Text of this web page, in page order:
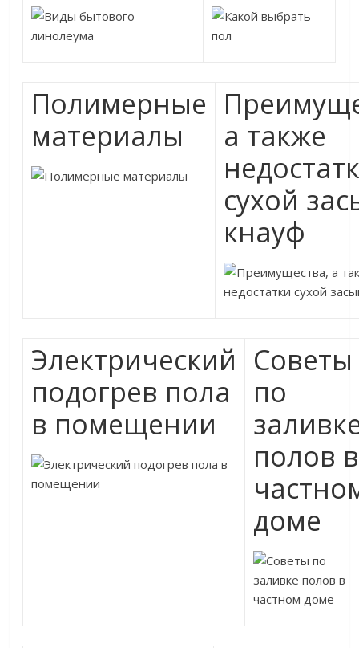
Полимерные
материалы
а также
сухой
кнауф
Электрический
подогрев пола
в помещении
Советы
по
полов в
доме